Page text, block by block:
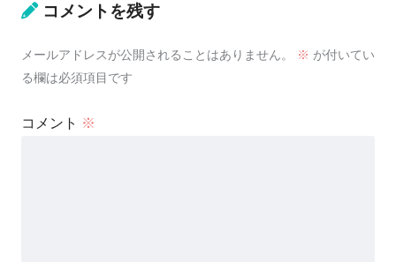
コメントを残す
メールアドレスが公開されることはありません。 ※ が付いてい
る欄は必須項目です
コメント ※